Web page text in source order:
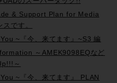
& Support Plan for Media
です。
~『今、来てます』~S3 編
～AMEK9098EQなど
～
~『今、来てます』 PLAN